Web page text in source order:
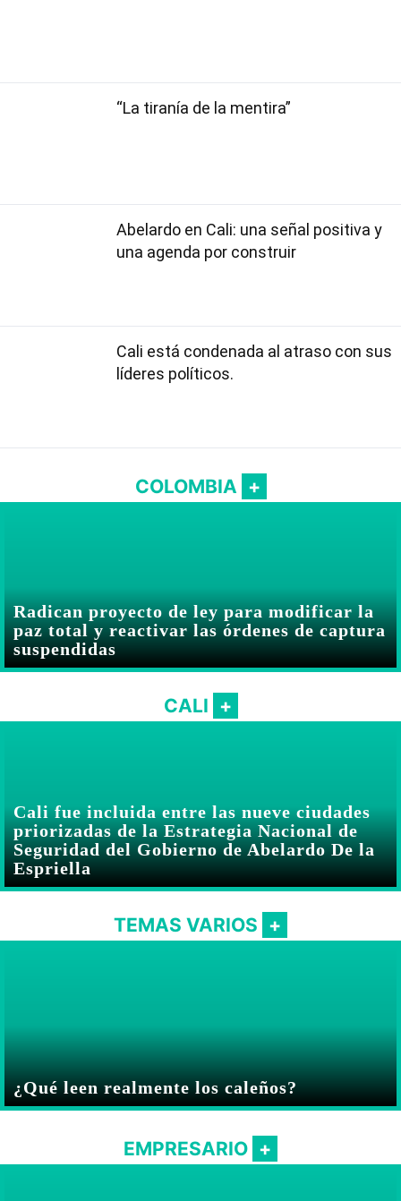
“La tiranía de la mentira”
Abelardo en Cali: una señal positiva y
una agenda por construir
Cali está condenada al atraso con sus
líderes políticos.
COLOMBIA
Radican proyecto de ley para modificar la
paz total y reactivar las órdenes de captura
suspendidas
CALI
Cali fue incluida entre las nueve ciudades
priorizadas de la Estrategia Nacional de
Seguridad del Gobierno de Abelardo De la
Espriella
TEMAS VARIOS
¿Qué leen realmente los caleños?
EMPRESARIO